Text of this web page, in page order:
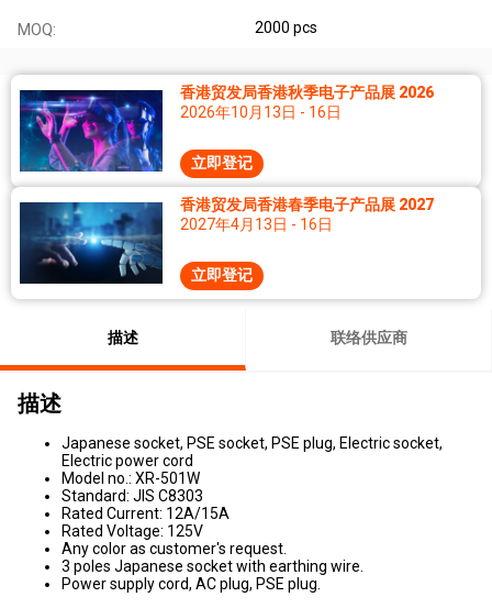
MOQ: 2000 pcs
香港贸发局香港秋季电子产品展 2026
2026年10月13日 - 16日
立即登记
香港贸发局香港春季电子产品展 2027
2027年4月13日 - 16日
立即登记
描述 联络供应商
描述
Japanese socket, PSE socket, PSE plug, Electric socket,
Electric power cord
Model no.: XR-501W
Standard: JIS C8303
Rated Current: 12A/15A
Rated Voltage: 125V
Any color as customer's request.
3 poles Japanese socket with earthing wire.
Power supply cord, AC plug, PSE plug.